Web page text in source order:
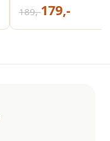
189,-179,-